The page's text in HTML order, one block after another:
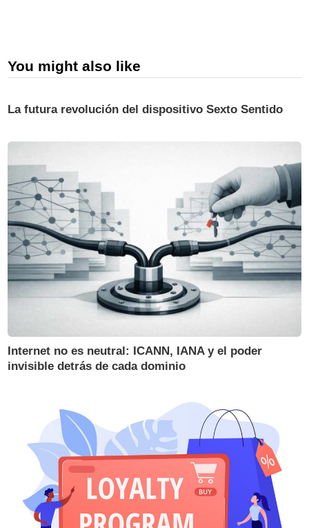
You might also like
La futura revolución del dispositivo Sexto Sentido
Internet no es neutral: ICANN, IANA y el poder
invisible detrás de cada dominio